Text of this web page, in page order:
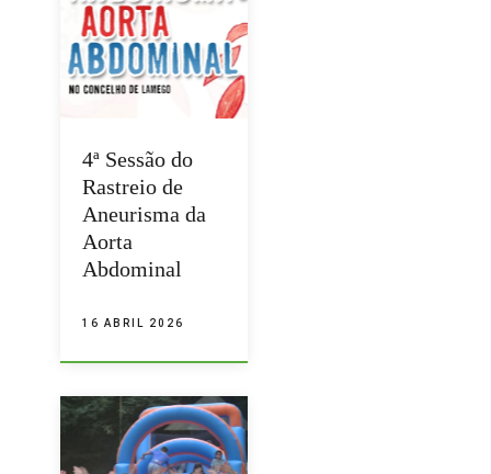
4ª Sessão do
Rastreio de
Aneurisma da
Aorta
Abdominal
16 ABRIL 2026